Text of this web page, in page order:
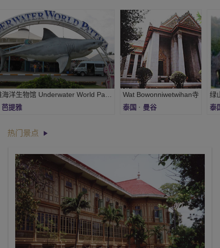
芭提雅
Wat Bowonniwetwihan寺
泰国 · 曼谷 泰
热门景点